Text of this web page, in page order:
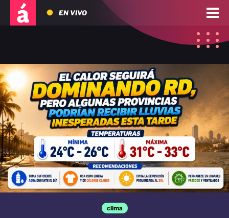
EN VIVO
clima